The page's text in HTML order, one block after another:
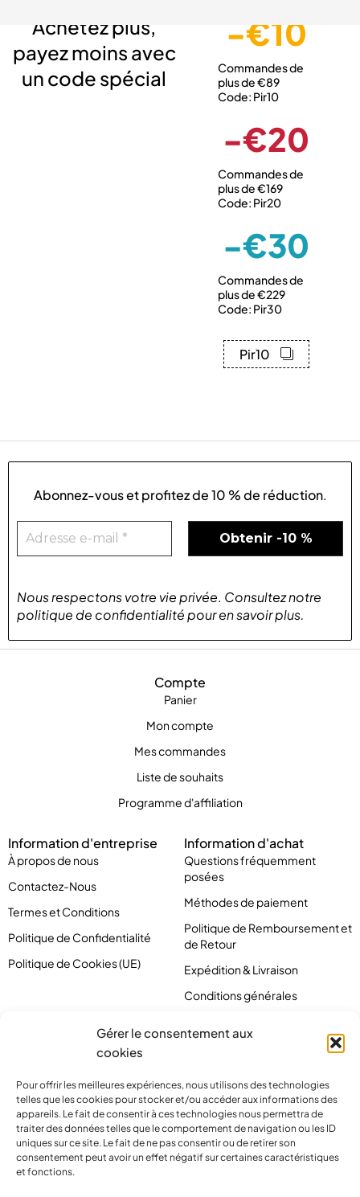
Gérer le consentement aux
cookies
Pour offrir les meilleures expériences, nous utilisons des technologies
telles que les cookies pour stocker et/ou accéder aux informations des
appareils. Le fait de consentir à ces technologies nous permettra de
traiter des données telles que le comportement de navigation ou les ID
uniques sur ce site. Le fait de ne pas consentir ou de retirer son
consentement peut avoir un effet négatif sur certaines caractéristiques
et fonctions.
Achetez plus,
payez moins avec
un code spécial
-€10
Commandes de
plus de €89
Code: Pir10
-€20
Commandes de
plus de €169
Code: Pir20
-€30
Commandes de
plus de €229
Code: Pir30
Pir10
Compte
Panier
Mon compte
Mes commandes
Liste de souhaits
Programme d'affiliation
Information d'entreprise
À propos de nous
Contactez-Nous
Termes et Conditions
Politique de Confidentialité
Politique de Cookies (UE)
Information d'achat
Questions fréquemment
posées
Méthodes de paiement
Politique de Remboursement et
de Retour
Expédition & Livraison
Conditions générales
Abonnez-vous et profitez de10 % de réduction.
Nous respectons votre vie privée. Consultez notre
politique de confidentialitépouren savoir plus.